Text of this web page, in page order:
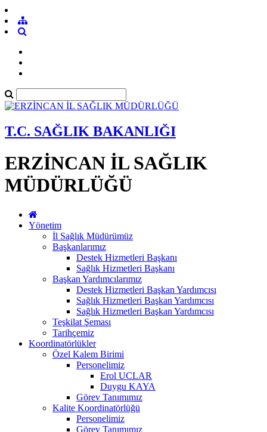
T.C. SAĞLIK BAKANLIĞI
ERZİNCAN İL SAĞLIK
MÜDÜRLÜĞÜ
Yönetim
İl Sağlık Müdürümüz
Başkanlarımız
Destek Hizmetleri Başkanı
Sağlık Hizmetleri Başkanı
Başkan Yardımcılarımız
Destek Hizmetleri Başkan Yardımcısı
Sağlık Hizmetleri Başkan Yardımcısı
Sağlık Hizmetleri Başkan Yardımcısı
Teşkilat Şeması
Tarihçemiz
Koordinatörlükler
Özel Kalem Birimi
Personelimiz
Erol UCLAR
Duygu KAYA
Görev Tanımımız
Kalite Koordinatörlüğü
Personelimiz
Görev Tanımımız